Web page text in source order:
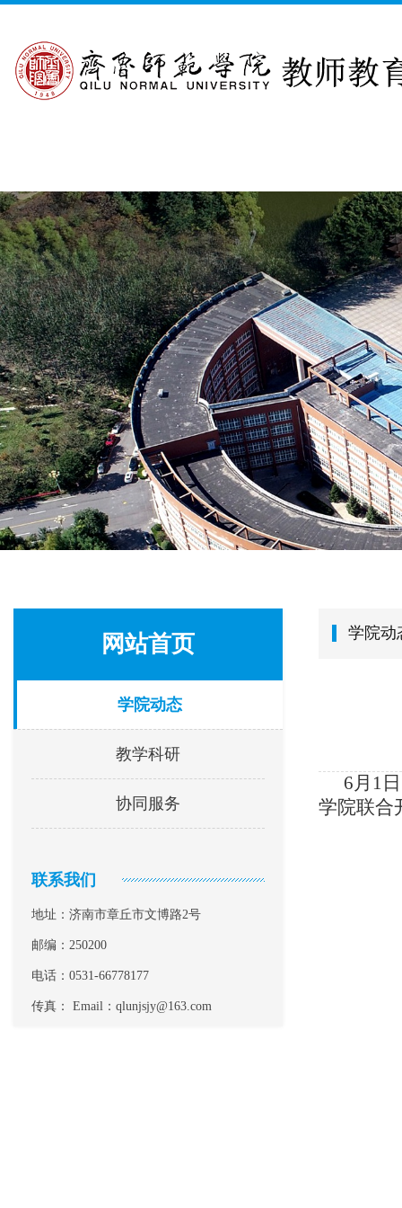
网站首页
学院动态
教学科研
协同服务
联系我们
地址：济南市章丘市文博路2号
邮编：250200
电话：0531-66778177
传真： Email：qlunjsjy@163.com
学院动
6月1
学院联合